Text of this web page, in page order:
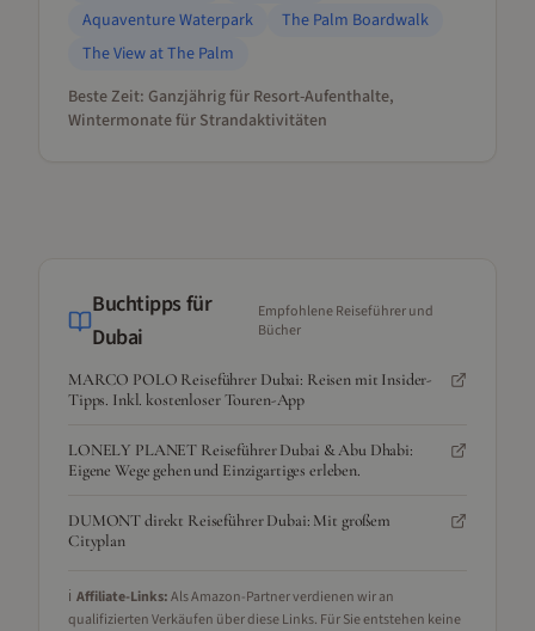
Aquaventure Waterpark
The Palm Boardwalk
The View at The Palm
Beste Zeit: Ganzjährig für Resort-Aufenthalte,
Wintermonate für Strandaktivitäten
Buchtipps für
Dubai
Empfohlene Reiseführer und
Bücher
MARCO POLO Reiseführer Dubai: Reisen mit Insider-
Tipps. Inkl. kostenloser Touren-App
LONELY PLANET Reiseführer Dubai & Abu Dhabi:
Eigene Wege gehen und Einzigartiges erleben.
DUMONT direkt Reiseführer Dubai: Mit großem
Cityplan
ℹ️ Affiliate-Links:Als Amazon-Partner verdienen wir an
qualifizierten Verkäufen über diese Links. Für Sie entstehen keine